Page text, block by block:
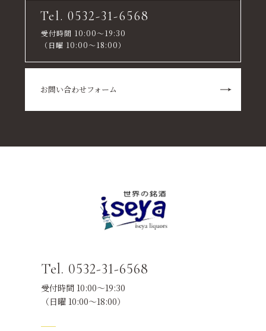
Tel. 0532-31-6568
受付時間 10:00～19:30
（日曜 10:00～18:00）
お問い合わせフォーム
Tel. 0532-31-6568
受付時間 10:00～19:30
（日曜 10:00～18:00）